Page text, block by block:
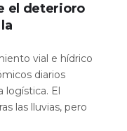
el deterioro
vial e hídrico
diarios
logística. El
las lluvias, pero